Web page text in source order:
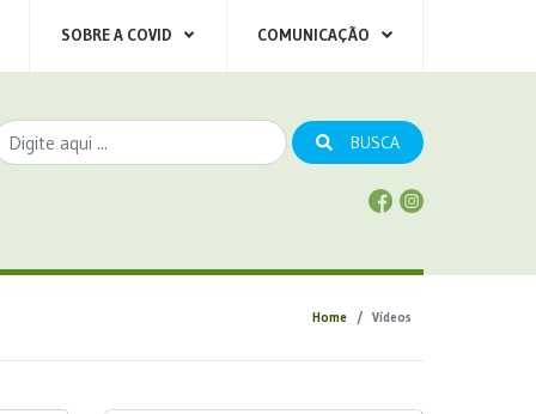
SOBRE A COVID COMUNICAÇÃO
BUSCA
Home Vídeos